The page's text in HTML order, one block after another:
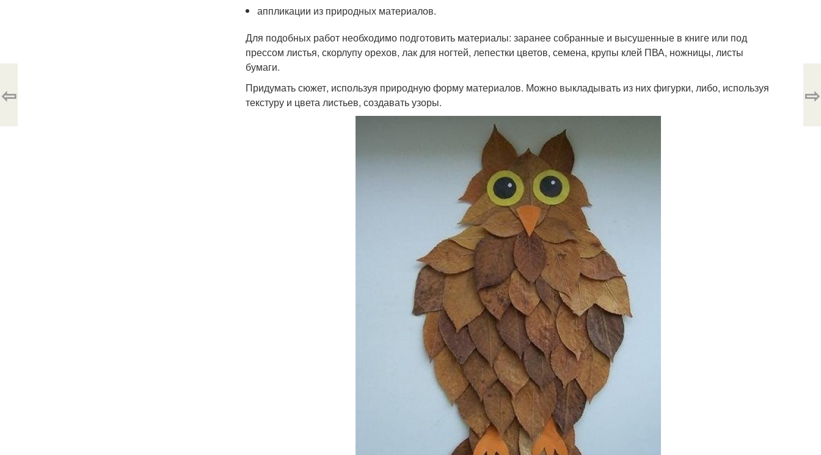
аппликации из природных материалов.
Для подобных работ необходимо подготовить материалы: заранее собранные и высушенные в книге или под
прессом листья, скорлупу орехов, лак для ногтей, лепестки цветов, семена, крупы клей ПВА, ножницы, листы
бумаги.
Придумать сюжет, используя природную форму материалов. Можно выкладывать из них фигурки, либо, используя
текстуру и цвета листьев, создавать узоры.
⇦ ⇨